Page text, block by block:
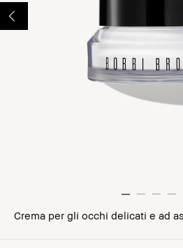
Crema per gli occhi delicati e ad